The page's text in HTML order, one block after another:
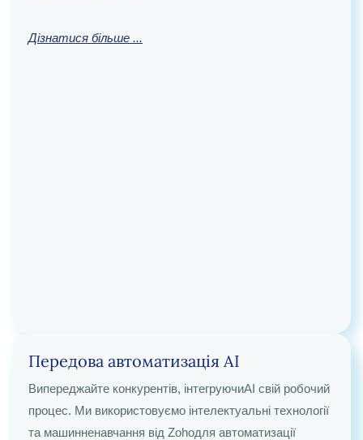
Дізнатися більше ...
Безперебійна інтеграція та
автоматизація бізнес-процесів
Усуньте ізольованість даних, підключивши Zoho до
Передова автоматизація AI
Випереджайте конкурентів, інтегруючиAI свій робочий
процес. Ми використовуємо інтелектуальні технології
та машинненавчання від Zohoдля автоматизації